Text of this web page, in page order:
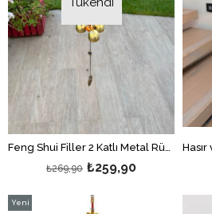
Feng Shui Filler 2 Katlı Metal Rüzgar Çanı Model2 - 55 cm uzunluk
₺259,90
₺269,90
Yeni